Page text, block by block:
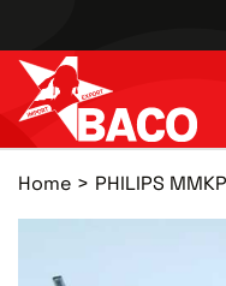
Home PHILIPS